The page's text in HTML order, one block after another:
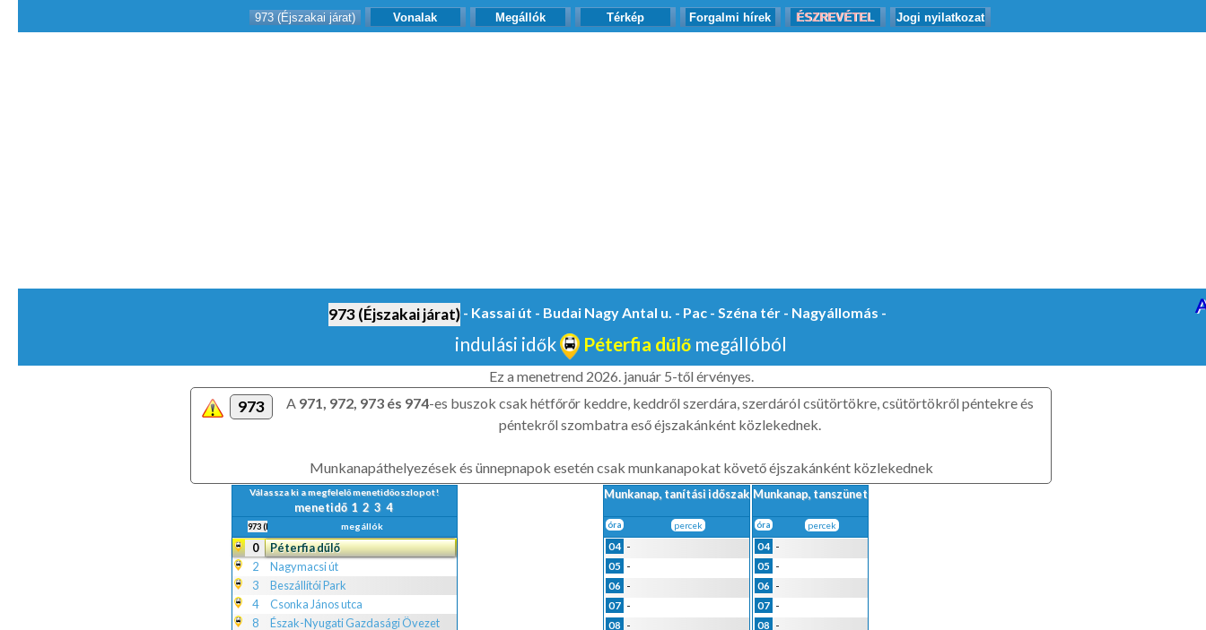
973 (Éjszakai járat) Vonalak Megállók Térkép Forgalmi hírek ÉSZREVÉTEL Jogi nyilatkozat
973 (Éjszakai járat) - Kassai út - Budai Nagy Antal u. - Pac - Széna tér - Nagyállomás -
indulási idők Péterfia dűlő megállóból
Ez a menetrend 2026. január 5-től érvényes.
973 A 971, 972, 973 és 974-es buszok csak hétfőrőr keddre, keddről szerdára, szerdáról csütörtökre, csütörtökről péntekre és
péntekről szombatra eső éjszakánként közlekednek.
Munkanapáthelyezések és ünnepnapok esetén csak munkanapokat követő éjszakánként közlekednek
Válassza ki a megfelelő menetidőoszlopot!
menetidő 1 2 3 4
973 (Éjszakai járat) megállók
0
Péterfia dűlő
2
Nagymacsi út
3
Beszállítói Park
4
Csonka János utca
8
Észak-Nyugati Gazdasági Övezet
Munkanap, tanítási időszak
óra percek
04 -
05 -
06 -
07 -
08 -
Munkanap, tanszünet
óra percek
04 -
05 -
06 -
07 -
08 -